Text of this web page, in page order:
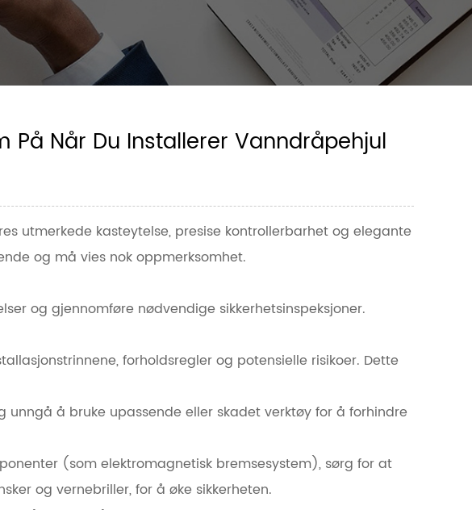
Når Du Installerer Vanndråpehjul
utmerkede kasteytelse, presise kontrollerbarhet og elegante
og må vies nok oppmerksomhet.
og gjennomføre nødvendige sikkerhetsinspeksjoner.
forholdsregler og potensielle risikoer. Dette
unngå å bruke upassende eller skadet verktøy for å forhindre
(som elektromagnetisk bremsesystem), sørg for at
og vernebriller, for å øke sikkerheten.